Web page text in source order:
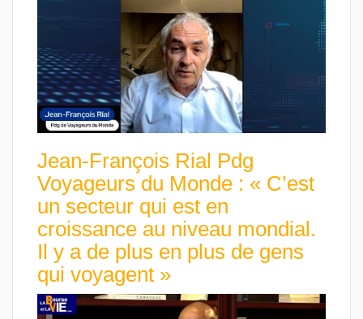
Jean-François Rial Pdg
Voyageurs du Monde : « C’est
un secteur qui est en
croissance au niveau mondial.
Il y a de plus en plus de gens
qui voyagent »